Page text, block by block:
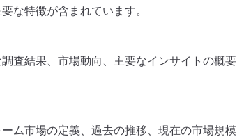
な特徴が含まれています。
査結果、市場動向、主要なインサイトの概要
ム市場の定義、過去の推移、現在の市場規模